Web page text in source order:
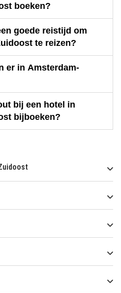
boeken?
goede reistijd om
te reizen?
er in Amsterdam-
bij een hotel in
bijboeken?